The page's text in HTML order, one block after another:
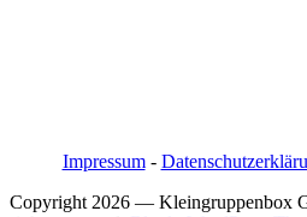
Impressum-
Copyright 2026 — Kleingruppenbox